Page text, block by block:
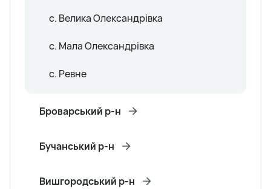
с. Велика Олександрівка
с. Мала Олександрівка
с. Ревне
Броварський р-н
Бучанський р-н
Вишгородський р-н